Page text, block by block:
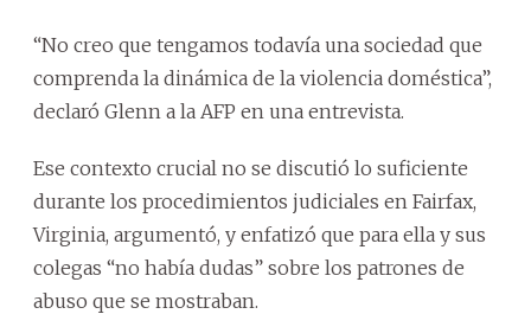
“No creo que tengamos todavía una sociedad que
comprenda la dinámica de la violencia doméstica”,
declaró Glenn a la AFP en una entrevista.
Ese contexto crucial no se discutió lo suficiente
durante los procedimientos judiciales en Fairfax,
Virginia, argumentó, y enfatizó que para ella y sus
colegas “no había dudas” sobre los patrones de
abuso que se mostraban.